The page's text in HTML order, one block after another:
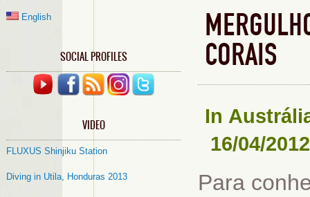
English
SOCIAL PROFILES
VIDEO
FLUXUS Shinjiku Station
Diving in Utila, Honduras 2013
CORAIS
In
16/04/2012
Para